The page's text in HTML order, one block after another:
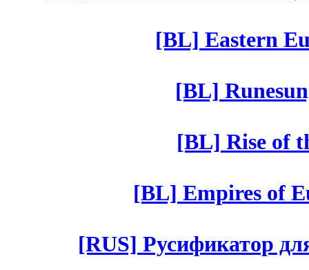
[BL] Eastern
[BL]
[BL] Rise of
[BL] Empires of
[RUS] Русификатор